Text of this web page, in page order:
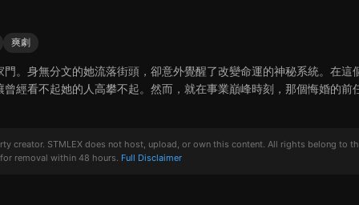
爽劇
。身無分文的她流落街頭，卻意外覺醒了改變命運的神秘系統。在
經看不起她的人高攀不起。然而，就在事業巔峰時刻，那個悔婚的
creator. STMLEX does not host, upload, or own this content. All rights belong
removal within 48 hours. Full Disclaimer